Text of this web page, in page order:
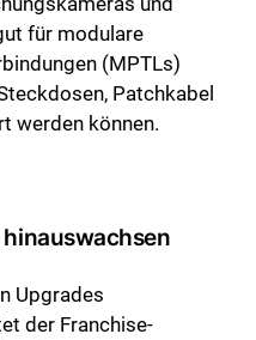
für modulare
(MPTLs)
Patchkabel
werden können.
hinauswachsen
Upgrades
der Franchise-